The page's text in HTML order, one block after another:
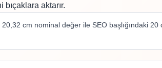
aktarır.
cm nominal değer ile SEO başlığındaki